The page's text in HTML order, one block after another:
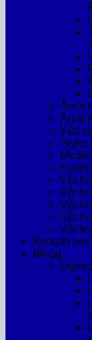
Årets
Årets
Vårt
Styret
Vår
Vår
Vår
Vår
Vår
Kontakt oss
Blogg